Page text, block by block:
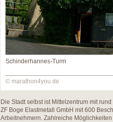
Schinderhannes-Turm
© marathon4you.de
Die Stadt selbst ist Mittelzentrum mit
ZF Boge Elastmetall GmbH mit 600
Arbeitnehmern. Zahlreiche